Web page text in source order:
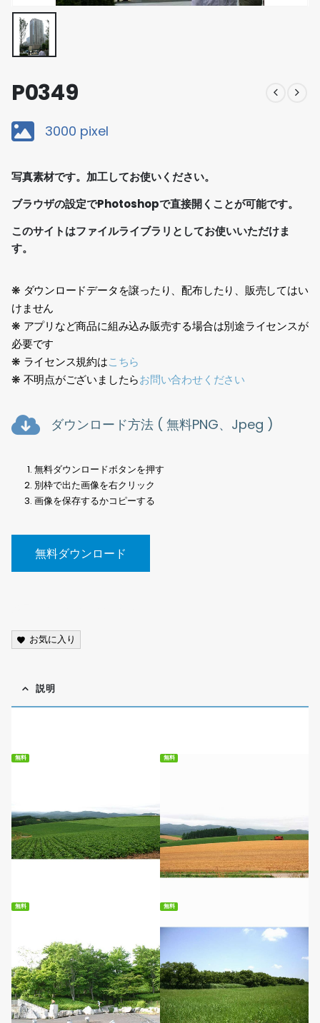
P0349
3000 pixel
写真素材です。加工してお使いください。
ブラウザの設定でPhotoshopで直接開くことが可能です。
このサイトはファイルライブラリとしてお使いいただけま
す。
❋ ダウンロードデータを譲ったり、配布したり、販売してはい
けません
❋ アプリなど商品に組み込み販売する場合は別途ライセンスが
必要です
❋ ライセンス規約はこちら
❋ 不明点がございましたらお問い合わせください
ダウンロード方法 ( 無料PNG、Jpeg )
無料ダウンロードボタンを押す
別枠で出た画像を右クリック
画像を保存するかコピーする
無料ダウンロード
お気に入り
説明
無料 無料
無料ダウンロード
無料
無料ダウンロード
無料
無料ダウンロード